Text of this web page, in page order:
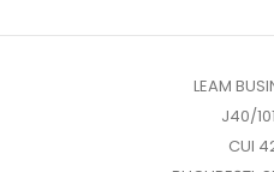
LEAM
J40/
CUI